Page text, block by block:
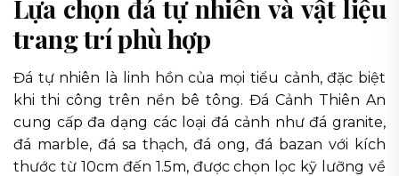
Lựa chọn đá tự nhiên và vật liệu
trang trí phù hợp
Đá tự nhiên là linh hồn của mọi tiểu cảnh, đặc biệt
khi thi công trên nền bê tông. Đá Cảnh Thiên An
cung cấp đa dạng các loại đá cảnh như đá granite,
đá marble, đá sa thạch, đá ong, đá bazan với kích
thước từ 10cm đến 1.5m, được chọn lọc kỹ lưỡng về